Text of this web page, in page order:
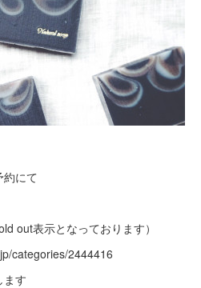
約にて
out表示となっております）
categories/2444416
ます